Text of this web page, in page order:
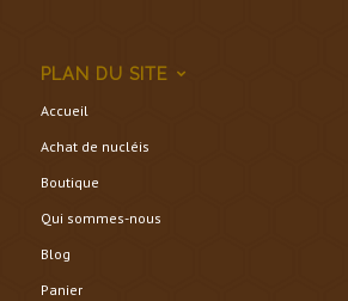
PLAN DU SITE
Accueil
Achat de nucléis
Boutique
Qui sommes-nous
Blog
Panier